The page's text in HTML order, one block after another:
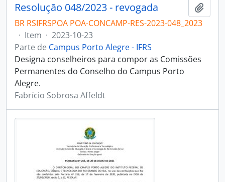
Resolução 048/2023 - revogada
BR RSIFRSPOA POA-CONCAMP-RES-2023-048_2023
· Item · 2023-10-23
Parte de Campus Porto Alegre - IFRS
Designa conselheiros para compor as Comissões
Permanentes do Conselho do Campus Porto
Alegre.
Fabrício Sobrosa Affeldt